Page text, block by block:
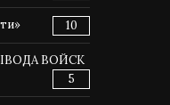
10
ВОЙСК
5